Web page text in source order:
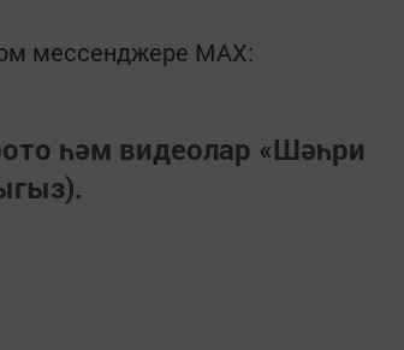
мессенджере MАХ:
һәм видеолар «Шәһри